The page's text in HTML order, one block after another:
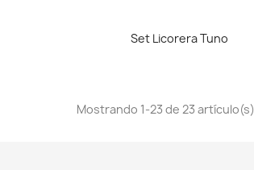
Vista rápida
Set Licorera Tuno
Mostrando 1-23 de 23 artículo(s)